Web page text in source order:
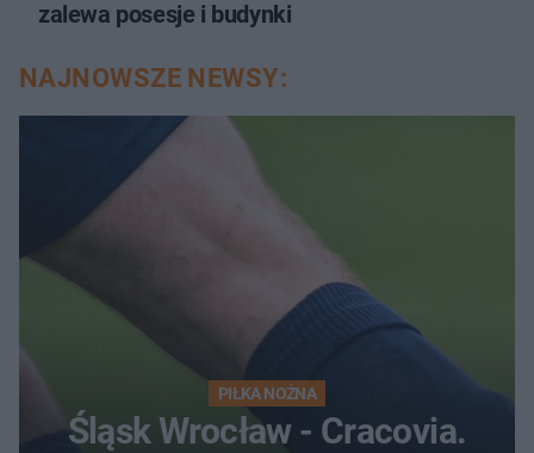
zalewa posesje i budynki
NAJNOWSZE NEWSY:
PIŁKA NOŻNA
Śląsk Wrocław - Cracovia.